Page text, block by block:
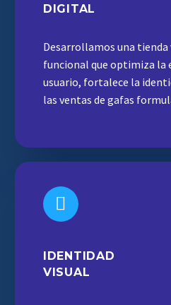
DIGITAL
Desarrollamos una
funcional que optimiza la
usuario, fortalece la
las ventas de gafas
IDENTIDAD
VISUAL